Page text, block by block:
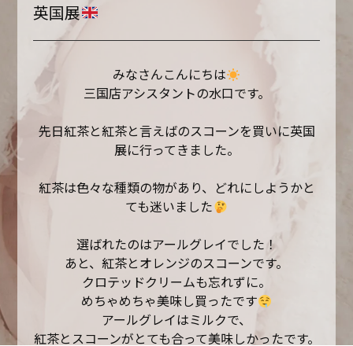
英国展
みなさんこんにちは
三国店アシスタントの水口です。
先日紅茶と紅茶と言えばのスコーンを買いに英国
展に行ってきました。
紅茶は色々な種類の物があり、どれにしようかと
ても迷いました
選ばれたのはアールグレイでした！
あと、紅茶とオレンジのスコーンです。
クロテッドクリームも忘れずに。
めちゃめちゃ美味し買ったです
アールグレイはミルクで、
紅茶とスコーンがとても合って美味しかったです。